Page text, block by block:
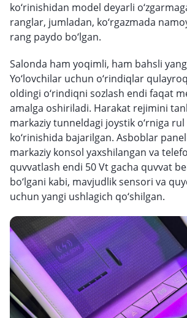
ko‘rinishidan model deyarli
ranglar, jumladan, ko‘rgazmada
rang paydo bo‘lgan.
Salonda ham yoqimli, ham bahsli
Yo‘lovchilar uchun o‘rindiqlar
oldingi o‘rindiqni sozlash endi faqat
amalga oshiriladi. Harakat rejimini
markaziy tunneldagi joystik o‘rniga
ko‘rinishida bajarilgan. Asboblar
markaziy konsol yaxshilangan va
quvvatlash endi 50 Vt gacha quvvat
bo‘lgani kabi, mavjudlik sensori va
uchun yangi ushlagich qo‘shilgan.